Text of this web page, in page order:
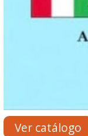
Ver catálogo